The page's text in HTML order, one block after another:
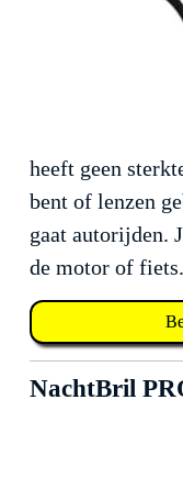
heeft geen
bent of lenzen
gaat autorijden.
de motor of fiets.
NachtBril